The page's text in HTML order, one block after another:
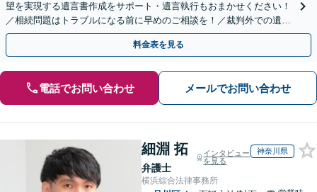
望を実現する遺言書作成をサポート・遺言執行もおまかせください！
／相続問題はトラブルになる前に早めのご相談を！／裁判外での遺産
分割協議の経験多数【完全個室】
料金表を見る
電話でお問い合わせ メールでお問い合わせ
細淵 拓
弁護士
インタビュー
を見る
神奈川県
横浜綜合法律事務所